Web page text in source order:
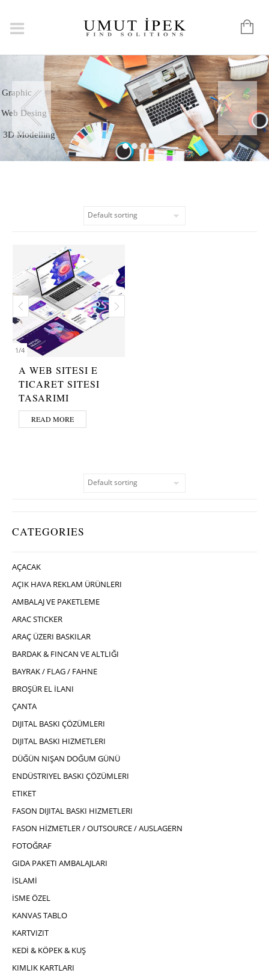
3D Modelling
Graphic
Web Desing
CATEGORIES
AÇACAK
AÇIK HAVA REKLAM ÜRÜNLERI
AMBALAJ VE PAKETLEME
ARAC STICKER
ARAÇ ÜZERI BASKILAR
BARDAK & FINCAN VE ALTLIĞI
BAYRAK / FLAG / FAHNE
BROŞÜR EL İLANI
ÇANTA
DIJITAL BASKI ÇÖZÜMLERI
DIJITAL BASKI HIZMETLERI
DÜĞÜN NIŞAN DOĞUM GÜNÜ
ENDÜSTRIYEL BASKI ÇÖZÜMLERI
ETIKET
FASON DIJITAL BASKI HIZMETLERI
FASON HİZMETLER / OUTSOURCE / AUSLAGERN
FOTOĞRAF
GIDA PAKETI AMBALAJLARI
İSLAMİ
İSME ÖZEL
KANVAS TABLO
KARTVIZIT
KEDİ & KÖPEK & KUŞ
KIMLIK KARTLARI
1/4
A WEB SITESI E
TICARET SITESI
TASARIMI
READ MORE